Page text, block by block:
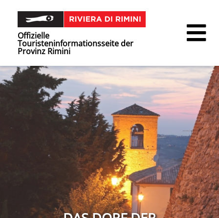
Offizielle
Touristeninformationsseite der
Provinz Rimini